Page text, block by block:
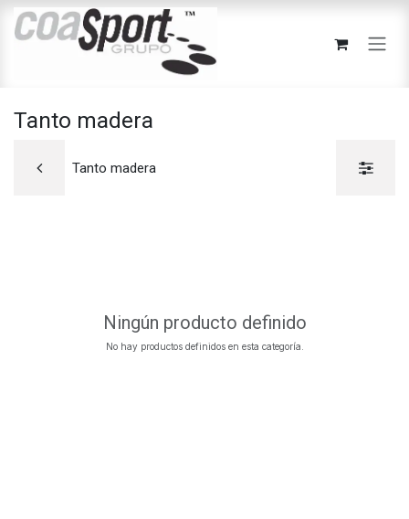
Ir al contenido
Tanto madera
Tanto madera
Ningún producto definido
No hay productos definidos en esta categoría.